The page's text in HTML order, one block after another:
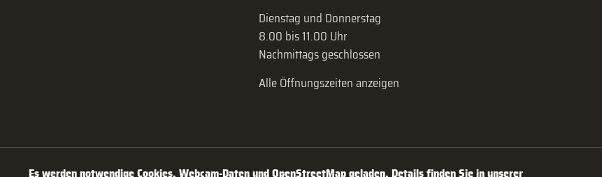
Dienstag und Donnerstag
8.00 bis 11.00 Uhr
Nachmittags geschlossen
Alle Öffnungszeiten anzeigen
Es werden notwendige Cookies, Webcam-Daten und OpenStreetMap geladen. Details finden Sie in unserer